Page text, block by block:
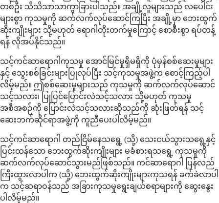
တစ်ဦး သိသိသာသာကွာခြားပါသည်။ အချို့လူများသည် လပေါင်း
များစွာ ကုသမှုကို ဆက်လက်လုပ်ဆောင်ကြပြီး အချို့မှာ ဘေးထွက်
ဆိုးကျိုးများ သို့မဟုတ် ရောဂါတိုးတက်မှုကြောင့် စောစီးစွာ ရပ်တန့်
ရန် လိုအပ်နိုင်သည်။
သင့်ကင်ဆာရောဂါကုသမှု အောင်မြင်မှုရှိမရှိကို ပုံမှန်စစ်ဆေးမှုများ
နှင့် သွေးစစ်ခြင်းများပြုလုပ်ပြီး သင့်ကုသမှုအဖွဲ့က စောင့်ကြည့်ပါ
လိမ့်မည်။ ဤစစ်ဆေးမှုများသည် ကုသမှုကို ဆက်လက်လုပ်ဆောင်
သင့်သလား၊ ပြုပြင်ပြောင်းလဲသင့်သလား သို့မဟုတ် ကုသမှု
အစီအစဉ်ကို ပြောင်းလဲသင့်သလားဆိုသည်ကို ဆုံးဖြတ်ရန် သင့်
ဆေးဘက်ဆိုင်ရာအဖွဲ့ကို ကူညီပေးပါလိမ့်မည်။
သင့်ကင်ဆာရောဂါ တည်ငြိမ်နေသရွေ့ (သို့) သေးငယ်သွားသရွေ့နှင့်
ပြင်းထန်သော ဘေးထွက်ဆိုးကျိုးများ မခံစားရသရွေ့ ကုသမှုကို
ဆက်လက်လုပ်ဆောင်သွားမည်ဖြစ်သည်။ ကင်ဆာရောဂါ ပြန်လည်
ကြီးထွားလာပါက (သို့) ဘေးထွက်ဆိုးကျိုးများကုသရန် ခက်ခဲလာပါ
က သင့်ဆရာဝန်သည် အခြားကုသမှုရွေးချယ်စရာများကို ဆွေးနွေး
ပါလိမ့်မည်။